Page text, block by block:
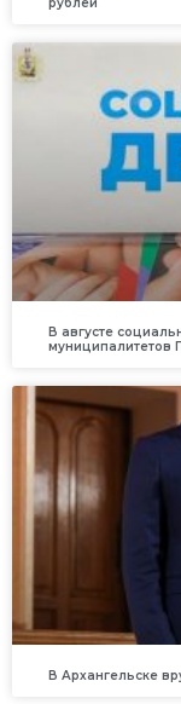
В августе
муниципалитетов
В Архангельске